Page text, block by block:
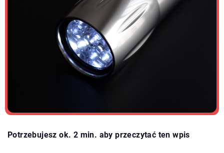
Potrzebujesz ok. 2 min. aby przeczytać ten wpis